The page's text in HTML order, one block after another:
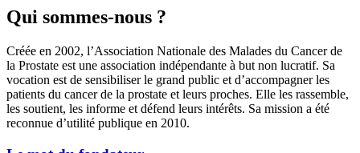
Qui sommes-nous ?
Créée en 2002, l’Association Nationale des Malades du Cancer de
la Prostate est une association indépendante à but non lucratif. Sa
vocation est de sensibiliser le grand public et d’accompagner les
patients du cancer de la prostate et leurs proches. Elle les rassemble,
les soutient, les informe et défend leurs intérêts. Sa mission a été
reconnue d’utilité publique en 2010.